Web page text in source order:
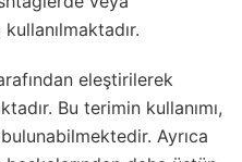
eleştirilerek
Bu terimin kullanımı,
Ayrıca